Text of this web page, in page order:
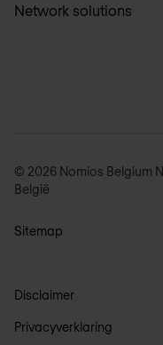
Network solutions
© 2026 Nomios Belgium
België
Sitemap
Disclaimer
Privacyverklaring